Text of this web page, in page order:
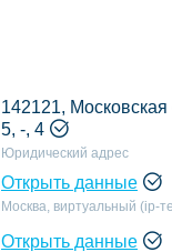
142121,
5, -, 4
Юридический адрес
Открыть данные
Москва, виртуальный (ip-
Открыть данные